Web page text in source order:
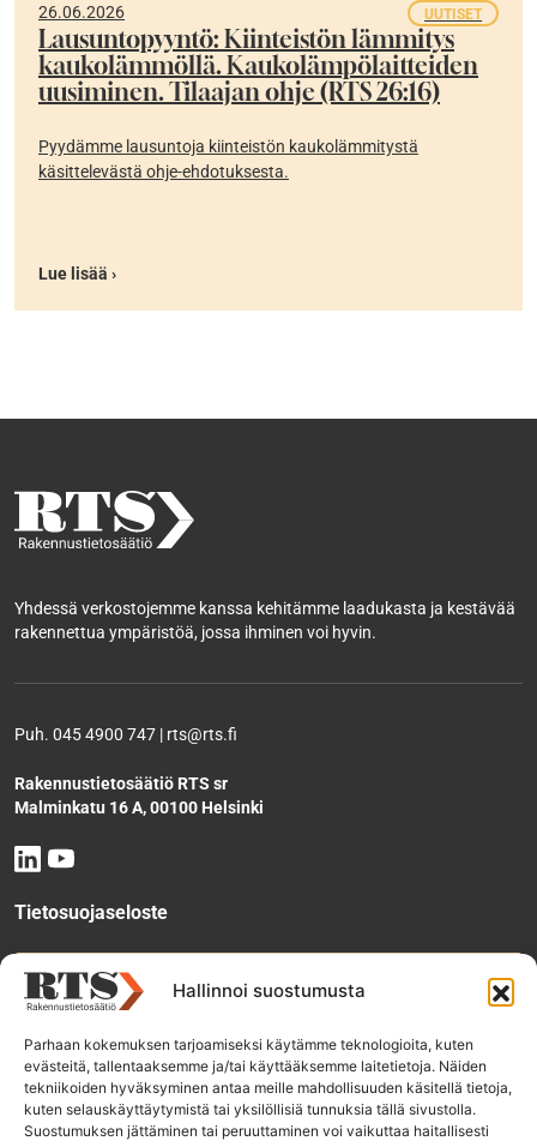
Hallinnoi suostumusta
Parhaan kokemuksen tarjoamiseksi käytämme teknologioita, kuten
evästeitä, tallentaaksemme ja/tai käyttääksemme laitetietoja. Näiden
tekniikoiden hyväksyminen antaa meille mahdollisuuden käsitellä tietoja,
kuten selauskäyttäytymistä tai yksilöllisiä tunnuksia tällä sivustolla.
Suostumuksen jättäminen tai peruuttaminen voi vaikuttaa haitallisesti
26.06.2026 UUTISET
Lausuntopyyntö: Kiinteistön lämmitys
kaukolämmöllä. Kaukolämpölaitteiden
uusiminen. Tilaajan ohje (RTS 26:16)
Pyydämme lausuntoja kiinteistön kaukolämmitystä
käsittelevästä ohje-ehdotuksesta.
Lue lisää ›
Yhdessä verkostojemme kanssa kehitämme laadukasta ja kestävää
rakennettua ympäristöä, jossa ihminen voi hyvin.
Puh. 045 4900 747 | rts@rts.fi
Rakennustietosäätiö RTS sr
Malminkatu 16 A, 00100 Helsinki
Tietosuojaseloste
Tee käyttölupahakemus
Tilaa uutiskirje